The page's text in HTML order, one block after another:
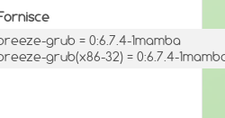
grub = 0:6.7.4-1mamba
grub(x86-32) = 0:6.7.4-